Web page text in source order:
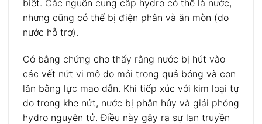
biết. Các nguồn cung cấp hydro có thể là nước,
nhưng cũng có thể bị điện phân và ăn mòn (do
nước hỗ trợ).
Có bằng chứng cho thấy rằng nước bị hút vào
các vết nứt vi mô do mỏi trong quả bóng và con
lăn bằng lực mao dẫn. Khi tiếp xúc với kim loại tự
do trong khe nứt, nước bị phân hủy và giải phóng
hydro nguyên tử. Điều này gây ra sự lan truyền